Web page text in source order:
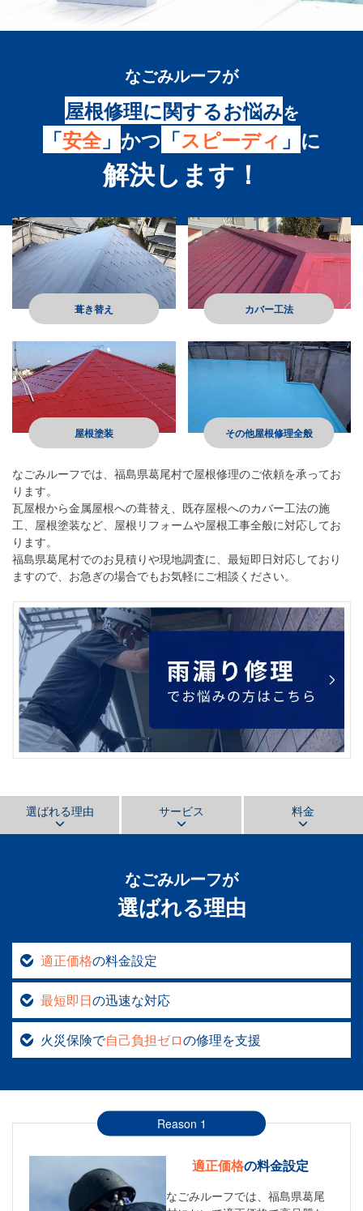
なごみルーフが
屋根修理に関するお悩みを
「安全」 かつ 「スピーディ 」 に
解決します！
葺き替え カバー工法
屋根塗装 その他屋根修理全般
なごみルーフでは、福島県葛尾村で屋根修理のご依頼を承ってお
ります。
瓦屋根から金属屋根への葺替え、既存屋根へのカバー工法の施
工、屋根塗装など、屋根リフォームや屋根工事全般に対応してお
ります。
福島県葛尾村でのお見積りや現地調査に、最短即日対応しており
ますので、お急ぎの場合でもお気軽にご相談ください。
選ばれる理由 サービス 料金
なごみルーフが
選ばれる理由
適正価格の料金設定
最短即日の迅速な対応
火災保険で自己負担ゼロの修理を支援
Reason 1
適正価格の料金設定
なごみルーフでは、福島県葛尾